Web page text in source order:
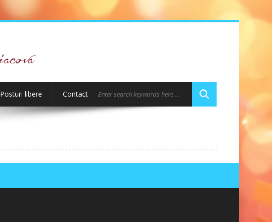
Posturi libere Contact